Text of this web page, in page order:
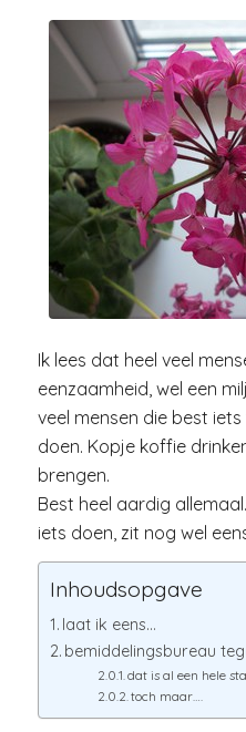
Ik lees dat heel veel
eenzaamheid, wel een
veel mensen die best
doen. Kopje koffie
brengen.
Best heel aardig
iets doen, zit nog wel
Inhoudsopgave
laat ik eens…
bemiddelingsbureau
dat is al een hele
toch maar….